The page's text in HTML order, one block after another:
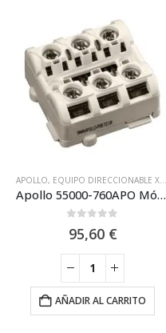
APOLLO, EQUIPO DIRECCIONABLE XP95 APOLLO
Apollo 55000-760APO Módulo de 1 Entrada mini XP95 Aislador
95,60 €
AÑADIR AL CARRITO